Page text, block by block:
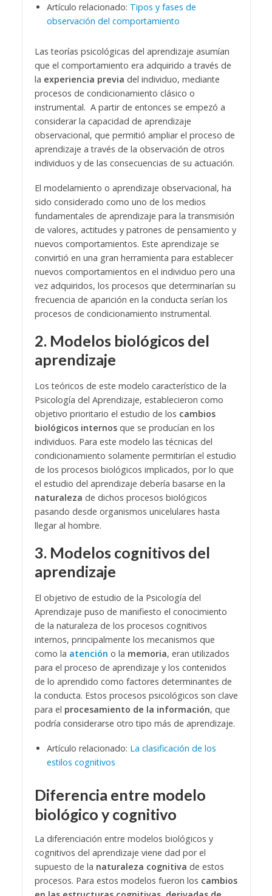
Artículo relacionado: Tipos y fases de
observación del comportamiento
Las teorías psicológicas del aprendizaje asumían
que el comportamiento era adquirido a través de
la experiencia previa del individuo, mediante
procesos de condicionamiento clásico o
instrumental. A partir de entonces se empezó a
considerar la capacidad de aprendizaje
observacional, que permitió ampliar el proceso de
aprendizaje a través de la observación de otros
individuos y de las consecuencias de su actuación.
El modelamiento o aprendizaje observacional, ha
sido considerado como uno de los medios
fundamentales de aprendizaje para la transmisión
de valores, actitudes y patrones de pensamiento y
nuevos comportamientos. Este aprendizaje se
convirtió en una gran herramienta para establecer
nuevos comportamientos en el individuo pero una
vez adquiridos, los procesos que determinarían su
frecuencia de aparición en la conducta serían los
procesos de condicionamiento instrumental.
2. Modelos biológicos del
aprendizaje
Los teóricos de este modelo característico de la
Psicología del Aprendizaje, establecieron como
objetivo prioritario el estudio de los cambios
biológicos internosque se producían en los
individuos. Para este modelo las técnicas del
condicionamiento solamente permitirían el estudio
de los procesos biológicos implicados, por lo que
el estudio del aprendizaje debería basarse en la
naturaleza de dichos procesos biológicos
pasando desde organismos unicelulares hasta
llegar al hombre.
3. Modelos cognitivos del
aprendizaje
El objetivo de estudio de la Psicología del
Aprendizaje puso de manifiesto el conocimiento
de la naturaleza de los procesos cognitivos
internos, principalmente los mecanismos que
como la atención o la memoria, eran utilizados
para el proceso de aprendizaje y los contenidos
de lo aprendido como factores determinantes de
la conducta. Estos procesos psicológicos son clave
para el procesamiento de la información, que
podría considerarse otro tipo más de aprendizaje.
Artículo relacionado: La clasificación de los
estilos cognitivos
Diferencia entre modelo
biológico y cognitivo
La diferenciación entre modelos biológicos y
cognitivos del aprendizaje viene dad por el
supuesto de la naturaleza cognitiva de estos
procesos. Para estos modelos fueron los cambios